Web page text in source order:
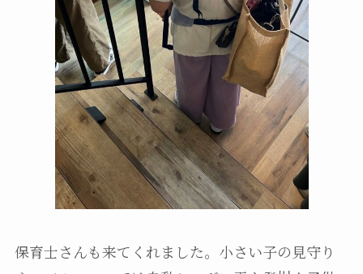
保育士さんも来てくれました。小さい子の見守り